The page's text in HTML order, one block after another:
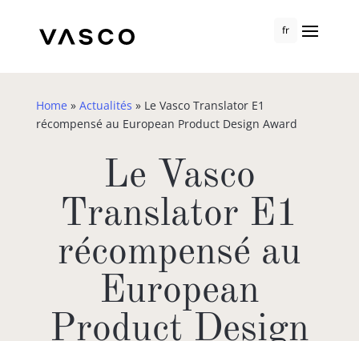
fr
Home » Actualités » Le Vasco Translator E1
récompensé au European Product Design Award
Le Vasco
Translator E1
récompensé au
European
Product Design